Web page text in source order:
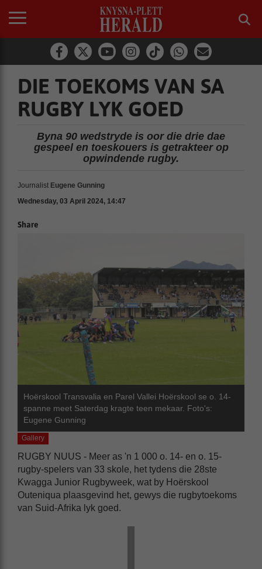
DIE TOEKOMS VAN SA
RUGBY LYK GOED
Byna 90 wedstryde is oor die drie dae
gespeel en toeskouers is getrakteer op
opwindende rugby.
Journalist Eugene Gunning
Wednesday, 03 April 2024, 14:47
Share
Hoërskool Transvalia en Parel Vallei Hoërskool se o. 14-
spanne meet Saterdag kragte teen mekaar. Foto's:
Eugene Gunning
Gallery
RUGBY NUUS - Meer as 'n 1 000 o. 14- en o. 15-
rugby-spelers van 33 skole, het tydens die 28ste
Kwagga Junior Rugbyweek, wat by Hoërskool
Outeniqua plaasgevind het, gewys die rugbytoekoms
van Suid-Afrika lyk goed.